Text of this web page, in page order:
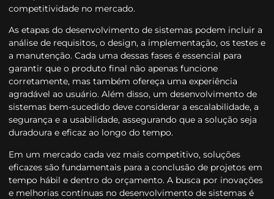
competitividade no mercado.
As etapas do desenvolvimento de sistemas podem incluir a
análise de requisitos, o design, a implementação, os testes e
a manutenção. Cada uma dessas fases é essencial para
garantir que o produto final não apenas funcione
corretamente, mas também ofereça uma experiência
agradável ao usuário. Além disso, um desenvolvimento de
sistemas bem-sucedido deve considerar a escalabilidade, a
segurança e a usabilidade, assegurando que a solução seja
duradoura e eficaz ao longo do tempo.
Em um mercado cada vez mais competitivo, soluções
eficazes são fundamentais para a conclusão de projetos em
tempo hábil e dentro do orçamento. A busca por inovações
e melhorias contínuas no desenvolvimento de sistemas é